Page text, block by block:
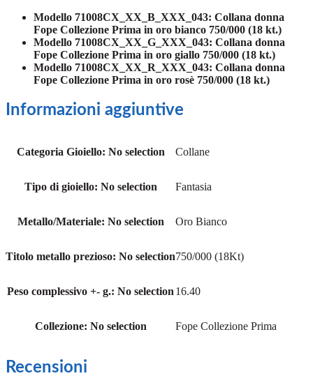
Modello 71008CX_XX_B_XXX_043: Collana donna
Fope Collezione Prima in oro bianco 750/000 (18 kt.)
Modello 71008CX_XX_G_XXX_043: Collana donna
Fope Collezione Prima in oro giallo 750/000 (18 kt.)
Modello 71008CX_XX_R_XXX_043: Collana donna
Fope Collezione Prima in oro rosè 750/000 (18 kt.)
Informazioni aggiuntive
Categoria Gioiello: No selection Collane
Tipo di gioiello: No selection Fantasia
Metallo/Materiale: No selection Oro Bianco
Titolo metallo prezioso: No selection750/000 (18Kt)
Peso complessivo +- g.: No selection 16.40
Collezione: No selection Fope Collezione Prima
Recensioni